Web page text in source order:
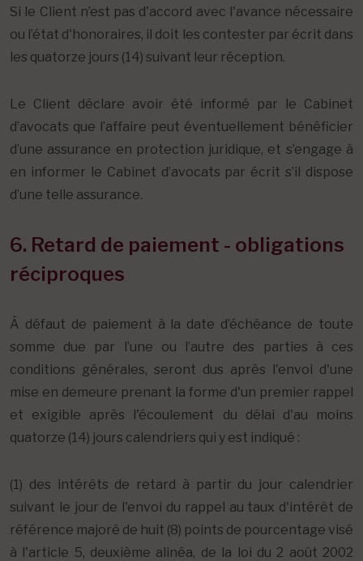
Si le Client n’est pas d'accord avec l'avance nécessaire
ou l’état d'honoraires, il doit les contester par écrit dans
les quatorze jours (14) suivant leur réception.
Le Client déclare avoir été informé par le Cabinet
d’avocats que l’affaire peut éventuellement bénéficier
d’une assurance en protection juridique, et s’engage à
en informer le Cabinet d’avocats par écrit s’il dispose
d’une telle assurance.
6. Retard de paiement - obligations
réciproques
À défaut de paiement à la date d’échéance de toute
somme due par l’une ou l’autre des parties à ces
conditions générales, seront dus après l'envoi d'une
mise en demeure prenant la forme d'un premier rappel
et exigible après l'écoulement du délai d'au moins
quatorze (14) jours calendriers qui y est indiqué :
(1) des intérêts de retard à partir du jour calendrier
suivant le jour de l'envoi du rappel au taux d'intérêt de
référence majoré de huit (8) points de pourcentage visé
à l'article 5, deuxième alinéa, de la loi du 2 août 2002